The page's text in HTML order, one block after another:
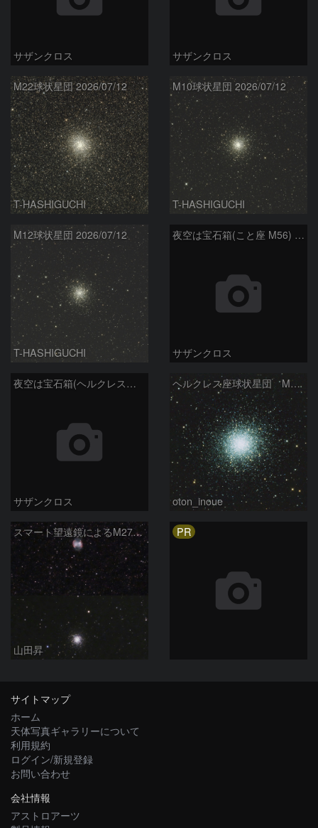
サザンクロス サザンクロス
M22球状星団 2026/07/12
T-HASHIGUCHI
M10球状星団 2026/07/12
T-HASHIGUCHI
M12球状星団 2026/07/12
T-HASHIGUCHI
夜空は宝石箱(こと座 M56) Seestar50
サザンクロス
夜空は宝石箱(ヘルクレス座 M13) Seestar50
サザンクロス
ヘルクレス座球状星団 M１３（RGB合成）
oton_inoue
スマート望遠鏡によるM27とM13
山田昇
PR
サイトマップ
ホーム
天体写真ギャラリーについて
利用規約
ログイン/新規登録
お問い合わせ
会社情報
アストロアーツ